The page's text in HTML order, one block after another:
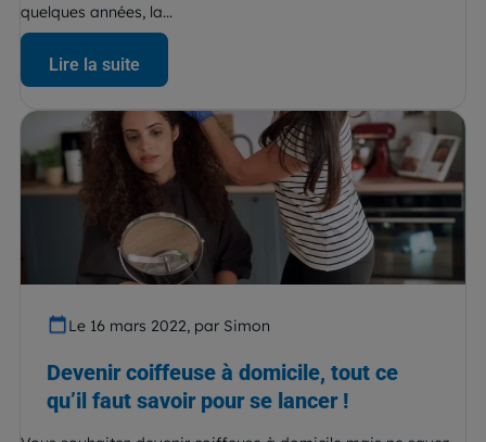
quelques années, la...
Lire la suite
Le 16 mars 2022, par Simon
Devenir coiffeuse à domicile, tout ce
qu’il faut savoir pour se lancer !